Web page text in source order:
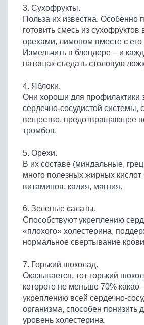
3. Сухофрукты.
Польза их известна. Особенно
готовить смесь из
орехами, лимоном вместе с его
Измельчить в блендере – и
натощак съедать столовую
4. Яблоки.
Они хороши для профилактики
сердечно-сосудистой системы,
вещество, предотвращающее
тромбов.
5. Орехи.
В их составе (миндальные,
много полезных жирных кислот
витаминов, калия, магния.
6. Зеленые салаты.
Способствуют укреплению
«плохого» холестерина,
нормальное свертывание
7. Горький шоколад.
Оказывается, тот горький
которого не меньше 70% какао
укреплению всей сердечно-
организма, способен понизить
уровень холестерина.